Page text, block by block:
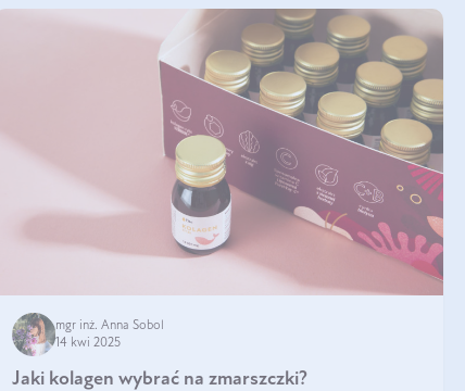
mgr inż. Anna Sobol
14 kwi 2025
Jaki kolagen wybrać na zmarszczki?